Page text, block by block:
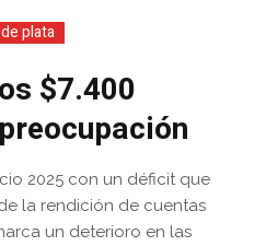
plata
$7.400
2025 con un déficit que
la rendición de cuentas
un deterioro en las